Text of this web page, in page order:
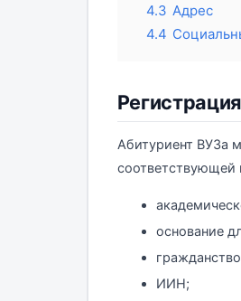
4.3 Адрес
4.4
Регистрация
Абитуриент ВУЗа
соответствующей
основание
ИИН;